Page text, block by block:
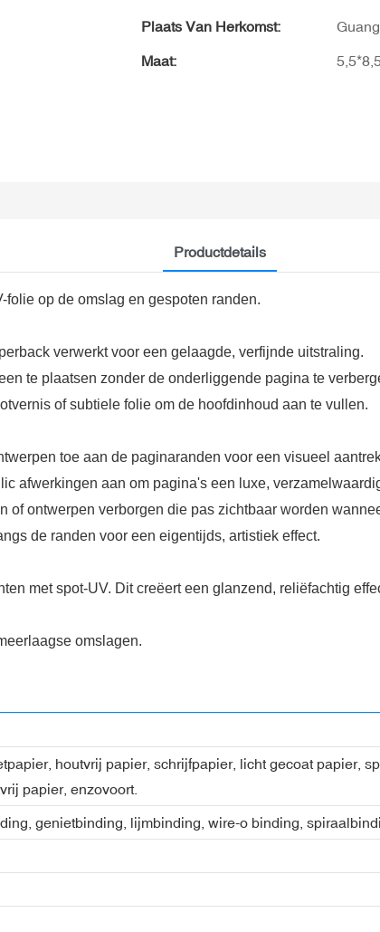
Plaats Van Herkomst:
Maat:
Productdetails
op de omslag en gespoten randen.
verwerkt voor een gelaagde, verfijnde uitstraling.
te plaatsen zonder de onderliggende pagina te
of subtiele folie om de hoofdinhoud aan te vullen.
toe aan de paginaranden voor een visueel
afwerkingen aan om pagina's een luxe,
of ontwerpen verborgen die pas zichtbaar worden
de randen voor een eigentijds, artistiek effect.
met spot-UV. Dit creëert een glanzend, reliëfachtig
omslagen.
houtvrij papier, schrijfpapier, licht gecoat papier,
papier, enzovoort.
genietbinding, lijmbinding, wire-o binding,